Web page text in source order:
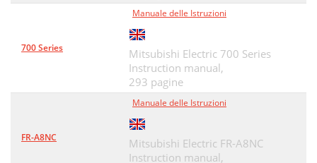
700 Series
Manuale delle Istruzioni
Mitsubishi Electric 700 Series
Instruction manual,
293 pagine
FR-A8NC
Manuale delle Istruzioni
Mitsubishi Electric FR-A8NC
Instruction manual,